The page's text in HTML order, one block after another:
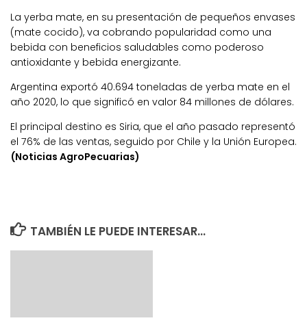
La yerba mate, en su presentación de pequeños envases
(mate cocido), va cobrando popularidad como una
bebida con beneficios saludables como poderoso
antioxidante y bebida energizante.
Argentina exportó 40.694 toneladas de yerba mate en el
año 2020, lo que significó en valor 84 millones de dólares.
El principal destino es Siria, que el año pasado representó
el 76% de las ventas, seguido por Chile y la Unión Europea.
(Noticias AgroPecuarias)
TAMBIÉN LE PUEDE INTERESAR...